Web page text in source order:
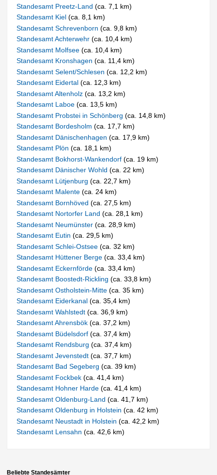
Standesamt Preetz-Land(ca. 7,1 km)
Standesamt Kiel(ca. 8,1 km)
Standesamt Schrevenborn(ca. 9,8 km)
Standesamt Achterwehr(ca. 10,4 km)
Standesamt Molfsee(ca. 10,4 km)
Standesamt Kronshagen(ca. 11,4 km)
Standesamt Selent/Schlesen(ca. 12,2 km)
Standesamt Eidertal(ca. 12,3 km)
Standesamt Altenholz(ca. 13,2 km)
Standesamt Laboe(ca. 13,5 km)
Standesamt Probstei in Schönberg(ca. 14,8 km)
Standesamt Bordesholm(ca. 17,7 km)
Standesamt Dänischenhagen(ca. 17,9 km)
Standesamt Plön(ca. 18,1 km)
Standesamt Bokhorst-Wankendorf(ca. 19 km)
Standesamt Dänischer Wohld(ca. 22 km)
Standesamt Lütjenburg(ca. 22,7 km)
Standesamt Malente(ca. 24 km)
Standesamt Bornhöved(ca. 27,5 km)
Standesamt Nortorfer Land(ca. 28,1 km)
Standesamt Neumünster(ca. 28,9 km)
Standesamt Eutin(ca. 29,5 km)
Standesamt Schlei-Ostsee(ca. 32 km)
Standesamt Hüttener Berge(ca. 33,4 km)
Standesamt Eckernförde(ca. 33,4 km)
Standesamt Boostedt-Rickling(ca. 33,8 km)
Standesamt Ostholstein-Mitte(ca. 35 km)
Standesamt Eiderkanal(ca. 35,4 km)
Standesamt Wahlstedt(ca. 36,9 km)
Standesamt Ahrensbök(ca. 37,2 km)
Standesamt Büdelsdorf(ca. 37,4 km)
Standesamt Rendsburg(ca. 37,4 km)
Standesamt Jevenstedt(ca. 37,7 km)
Standesamt Bad Segeberg(ca. 39 km)
Standesamt Fockbek(ca. 41,4 km)
Standesamt Hohner Harde(ca. 41,4 km)
Standesamt Oldenburg-Land(ca. 41,7 km)
Standesamt Oldenburg in Holstein(ca. 42 km)
Standesamt Neustadt in Holstein(ca. 42,2 km)
Standesamt Lensahn(ca. 42,6 km)
Beliebte Standesämter